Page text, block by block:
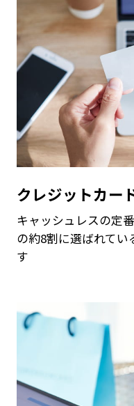
クレジットカー
キャッシュレスの定
の約8割に選ばれて
す